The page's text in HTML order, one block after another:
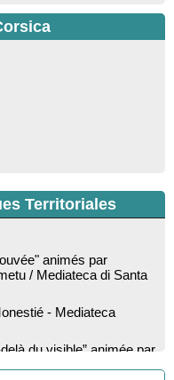
Territoriales
/ Mediateca di Santa
- Pitretu è